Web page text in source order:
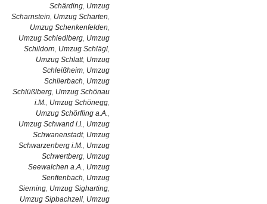
Schärding, Umzug
Scharnstein, Umzug Scharten,
Umzug Schenkenfelden,
Umzug Schiedlberg, Umzug
Schildorn, Umzug Schlägl,
Umzug Schlatt, Umzug
Schleißheim, Umzug
Schlierbach, Umzug
Schlüßlberg, Umzug Schönau
i.M., Umzug Schönegg,
Umzug Schörfling a.A.,
Umzug Schwand i.I., Umzug
Schwanenstadt, Umzug
Schwarzenberg i.M., Umzug
Schwertberg, Umzug
Seewalchen a.A., Umzug
Senftenbach, Umzug
Sierning, Umzug Sigharting,
Umzug Sipbachzell, Umzug